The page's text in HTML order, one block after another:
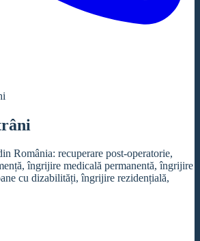
România: recuperare post-operatorie,
îngrijire medicală permanentă, îngrijire
cu dizabilități, îngrijire rezidențială,